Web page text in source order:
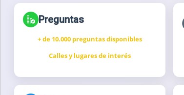
Preguntas
+ de 10.000 preguntas disponibles
Calles y lugares de interés